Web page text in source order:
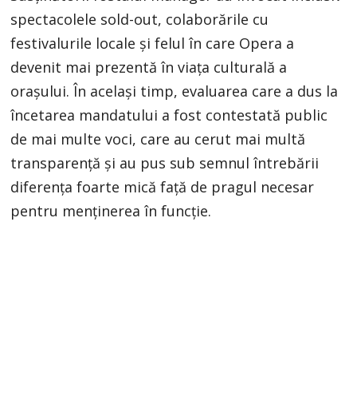
spectacolele sold-out, colaborările cu
festivalurile locale și felul în care Opera a
devenit mai prezentă în viața culturală a
orașului. În același timp, evaluarea care a dus la
încetarea mandatului a fost contestată public
de mai multe voci, care au cerut mai multă
transparență și au pus sub semnul întrebării
diferența foarte mică față de pragul necesar
pentru menținerea în funcție.